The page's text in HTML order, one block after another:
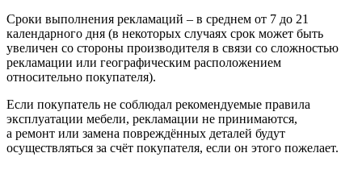
Сроки выполнения рекламаций – в среднем от 7 до 21
календарного дня (в некоторых случаях срок может быть
увеличен со стороны производителя в связи со сложностью
рекламации или географическим расположением
относительно покупателя).
Если покупатель не соблюдал рекомендуемые правила
эксплуатации мебели, рекламации не принимаются,
а ремонт или замена повреждённых деталей будут
осуществляться за счёт покупателя, если он этого пожелает.